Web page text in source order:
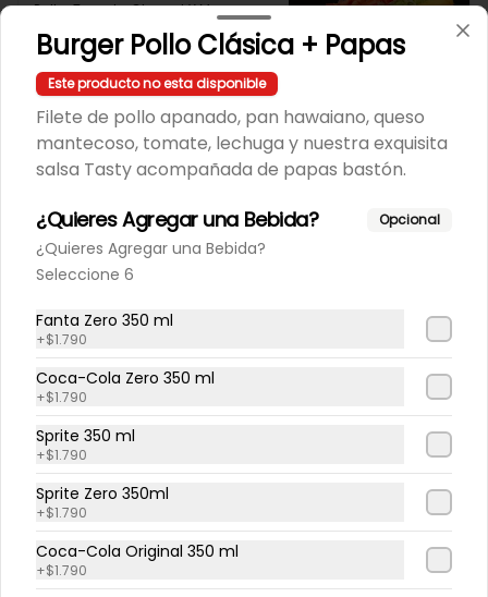
Palta, Tomate, Chucrut Y Mayo
$4.490
Completo Big Italiano PR
casera
$3.990
Conócenos
Burger Pollo Clásica + Papas
Este producto no esta disponible
Filete de pollo apanado, pan hawaiano, queso
mantecoso, tomate, lechuga y nuestra exquisita
salsa Tasty acompañada de papas bastón.
¿Quieres Agregar una Bebida? Opcional
¿Quieres Agregar una Bebida?
Seleccione 6
Fanta Zero 350 ml
+$1.790
Coca-Cola Zero 350 ml
+$1.790
Sprite 350 ml
+$1.790
Sprite Zero 350ml
+$1.790
Coca-Cola Original 350 ml
+$1.790